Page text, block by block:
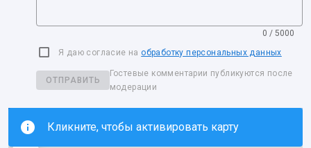
0 / 5000
Я даю согласие на обработку персональных данных
ОТПРАВИТЬ
Гостевые комментарии публикуются после
модерации
Кликните, чтобы активировать карту